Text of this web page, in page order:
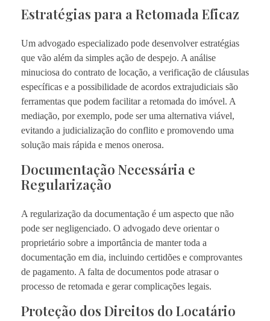
Estratégias para a Retomada Eficaz
Um advogado especializado pode desenvolver estratégias
que vão além da simples ação de despejo. A análise
minuciosa do contrato de locação, a verificação de cláusulas
específicas e a possibilidade de acordos extrajudiciais são
ferramentas que podem facilitar a retomada do imóvel. A
mediação, por exemplo, pode ser uma alternativa viável,
evitando a judicialização do conflito e promovendo uma
solução mais rápida e menos onerosa.
Documentação Necessária e
Regularização
A regularização da documentação é um aspecto que não
pode ser negligenciado. O advogado deve orientar o
proprietário sobre a importância de manter toda a
documentação em dia, incluindo certidões e comprovantes
de pagamento. A falta de documentos pode atrasar o
processo de retomada e gerar complicações legais.
Proteção dos Direitos do Locatário